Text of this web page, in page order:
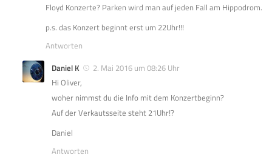
Floyd Konzerte? Parken wird man auf jeden Fall am Hippodrom.
p.s. das Konzert beginnt erst um 22Uhr!!!
Antworten
Daniel K
2. Mai 2016 um 08:26 Uhr
Hi Oliver,
woher nimmst du die Info mit dem Konzertbeginn?
Auf der Verkautsseite steht 21Uhr!?
Daniel
Antworten